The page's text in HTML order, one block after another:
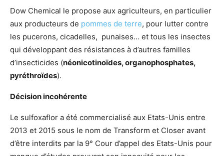
Dow Chemical le propose aux agriculteurs, en particulier
aux producteurs de pommes de terre, pour lutter contre
les pucerons, cicadelles, punaises… et tous les insectes
qui développant des résistances à d’autres familles
d’insecticides (néonicotinoïdes, organophosphates,
pyréthroïdes).
Décision incohérente
Le sulfoxaflor a été commercialisé aux Etats-Unis entre
2013 et 2015 sous le nom de Transform et Closer avant
d’être interdits par la 9° Cour d’appel des Etats-Unis pour